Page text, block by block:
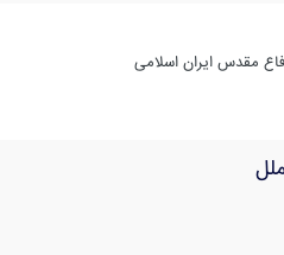
مقدس ایران اسلامی